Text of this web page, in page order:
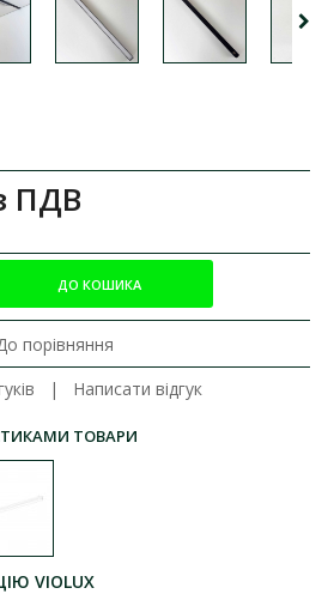
ПДВ
порівняння
| Написати відгук
ТОВАРИ
VIOLUX